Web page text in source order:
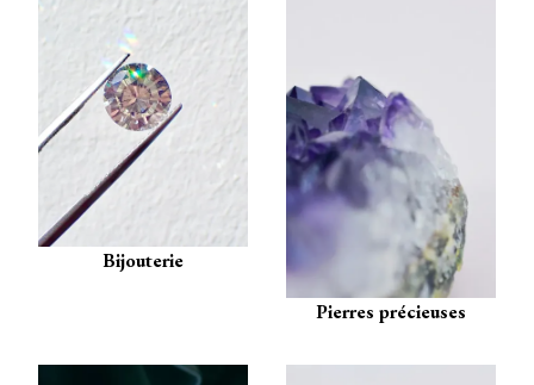
Bijouterie
Pierres précieuses